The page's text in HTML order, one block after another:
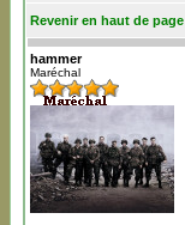
Revenir en haut de page
hammer
Maréchal